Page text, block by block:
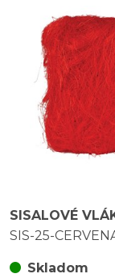
SISALOVÉ
SIS-25-
Skladom